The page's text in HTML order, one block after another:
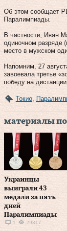
Об этом сообщает
Паралимпиады.
В частности, Иван
одиночном разряде
место в мужском
Напомним, 27
завоевала третье
победу на
Токио
материалы
Украинцы
выиграли 43
медали за пять
дней
Паралимпиады
1 29317